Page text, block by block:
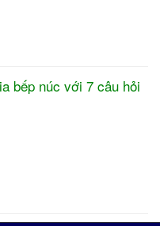
bếp núc với 7 câu hỏi